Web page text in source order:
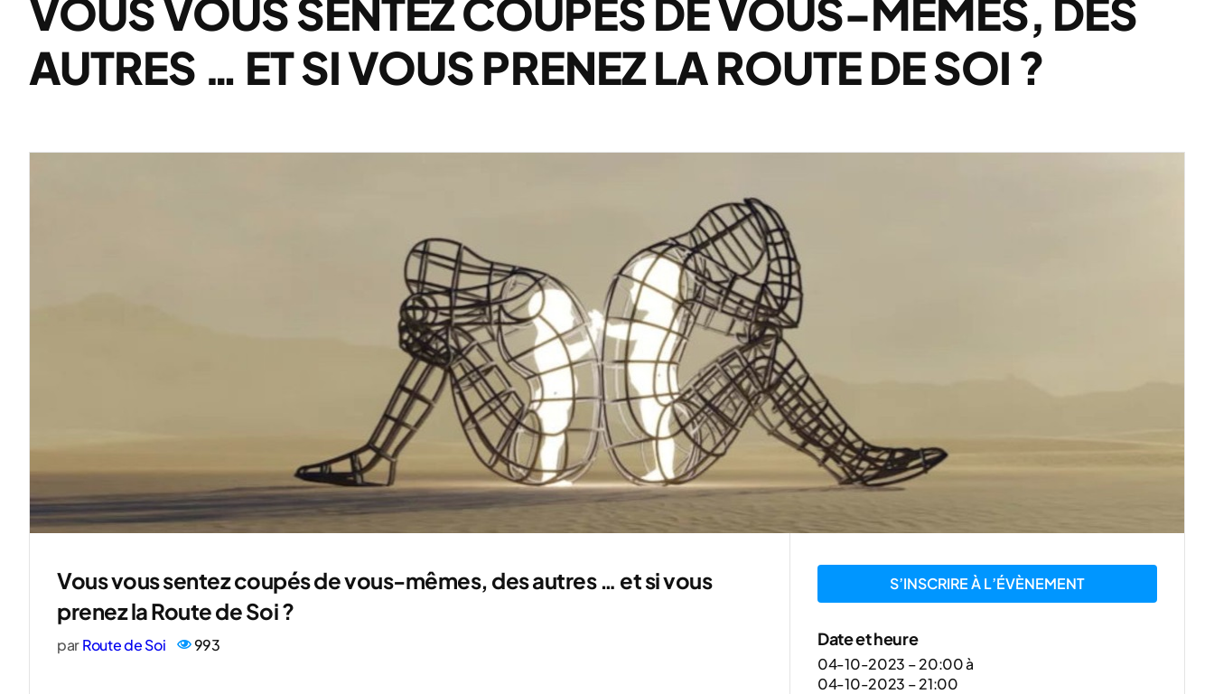
VOUS VOUS SENTEZ COUPÉS DE VOUS-MÊMES, DES
AUTRES … ET SI VOUS PRENEZ LA ROUTE DE SOI ?
Vous vous sentez coupés de vous-mêmes, des autres … et si vous
prenez la Route de Soi ?
parRoute de Soi 993
S’INSCRIRE À L’ÉVÈNEMENT
Date et heure
04-10-2023 – 20:00à
04-10-2023 – 21:00